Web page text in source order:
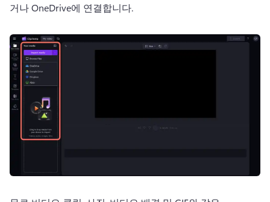
거나 OneDrive에 연결합니다.